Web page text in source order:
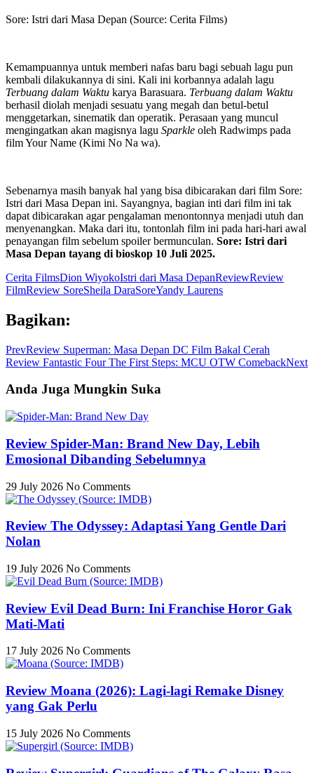
Sore: Istri dari Masa Depan (Source: Cerita Films)
Kemampuannya untuk memberi nafas baru bagi sebuah lagu pun
kembali dilakukannya di sini. Kali ini korbannya adalah lagu
Terbuang dalam Waktu karya Barasuara. Terbuang dalam Waktu
berhasil diolah menjadi sesuatu yang megah dan betul-betul
menggetarkan, sinematik dan operatik. Perasaan yang muncul
mengingatkan akan magisnya lagu Sparkle oleh Radwimps pada
film Your Name (Kimi No Na wa).
Sebenarnya masih banyak hal yang bisa dibicarakan dari film Sore:
Istri dari Masa Depan ini. Sayangnya, bagian inti dari film ini tak
dapat dibicarakan agar pengalaman menontonnya menjadi utuh dan
menyenangkan. Maka dari itu, tontonlah film ini pada hari-hari awal
penayangan film sebelum spoiler bermunculan. Sore: Istri dari
Masa Depan tayang di bioskop 10 Juli 2025.
Cerita FilmsDion WiyokoIstri dari Masa DepanReviewReview
FilmReview SoreSheila DaraSoreYandy Laurens
Bagikan:
PrevReview Superman: Masa Depan DC Film Bakal Cerah
Review Fantastic Four The First Steps: MCU OTW ComebackNext
Anda Juga Mungkin Suka
Review Spider-Man: Brand New Day, Lebih
Emosional Dibanding Sebelumnya
29 July 2026 No Comments
Review The Odyssey: Adaptasi Yang Gentle Dari
Nolan
19 July 2026 No Comments
Review Evil Dead Burn: Ini Franchise Horor Gak
Mati-Mati
17 July 2026 No Comments
Review Moana (2026): Lagi-lagi Remake Disney
yang Gak Perlu
15 July 2026 No Comments